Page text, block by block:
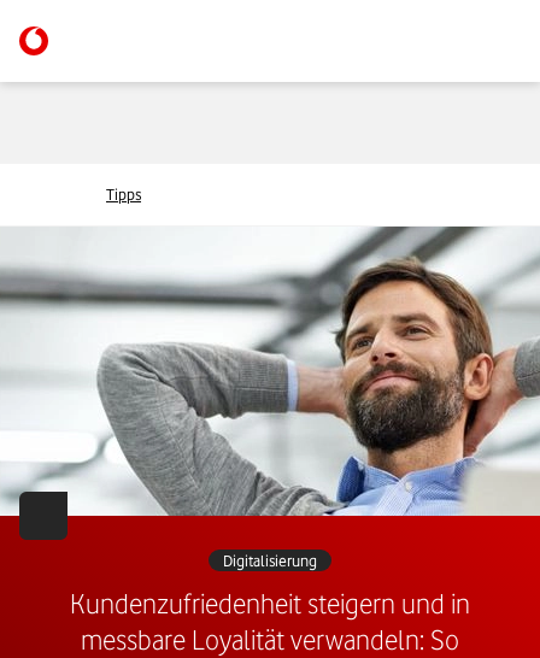
Tipps
Digitalisierung
Kundenzufriedenheit steigern und in
messbare Loyalität verwandeln: So